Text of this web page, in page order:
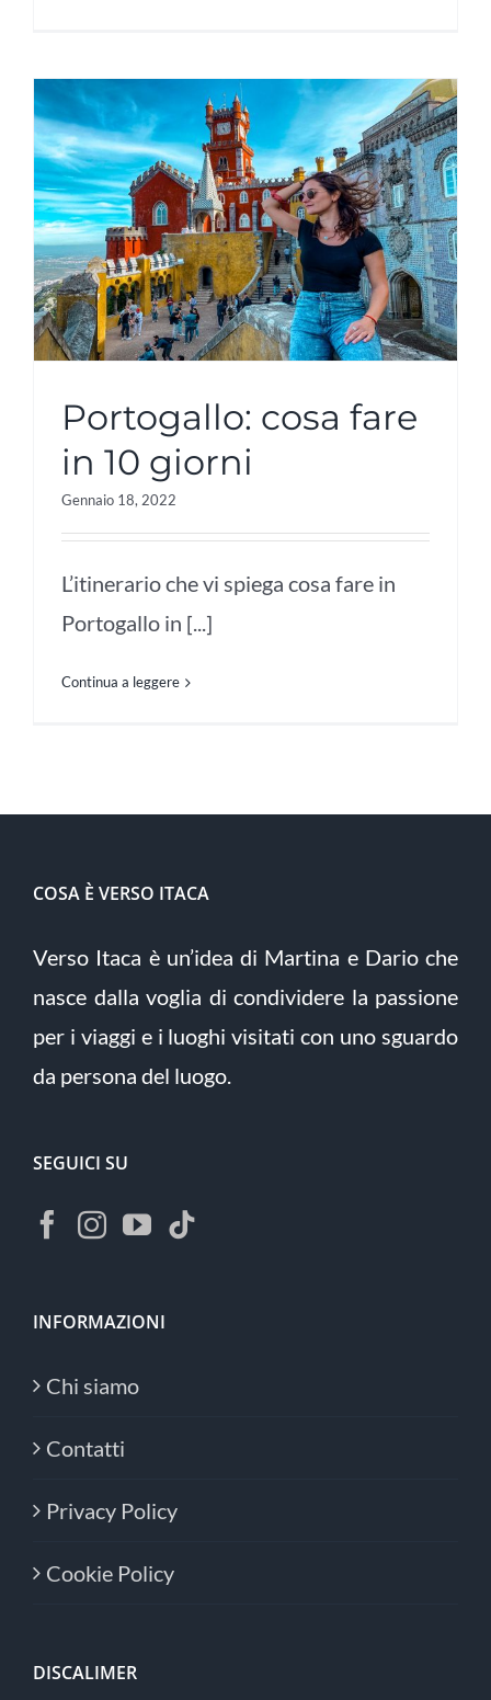
Portogallo: cosa fare
in 10 giorni
Gennaio 18, 2022
L’itinerario che vi spiega cosa fare in
Portogallo in [...]
Continua a leggere
COSA È VERSO ITACA
Verso Itaca è un’idea di Martina e Dario che
nasce dalla voglia di condividere la passione
per i viaggi e i luoghi visitati con uno sguardo
da persona del luogo.
SEGUICI SU
INFORMAZIONI
Chi siamo
Contatti
Privacy Policy
Cookie Policy
DISCALIMER